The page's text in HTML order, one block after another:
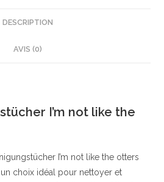
DESCRIPTION
AVIS (0)
I’m not like the
I’m not like the otters
un choix idéal pour nettoyer et